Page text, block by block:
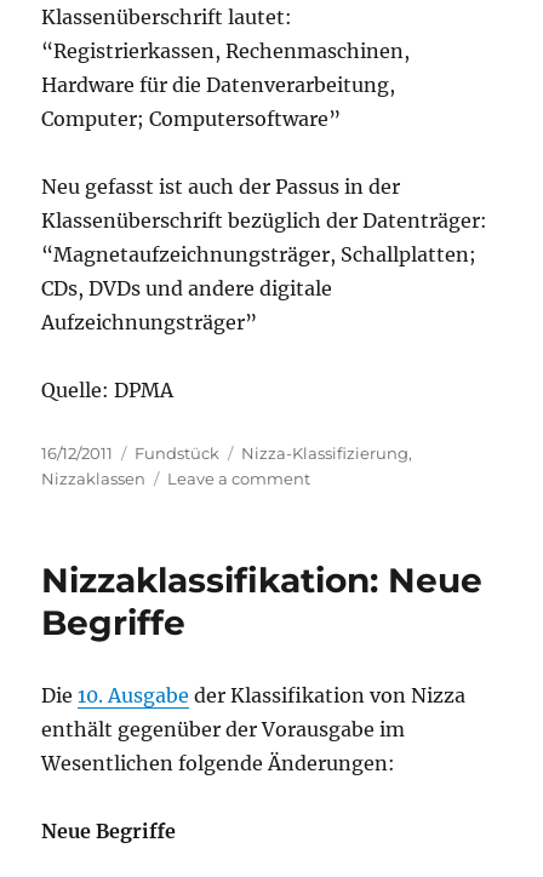
Klassenüberschrift lautet:
“Registrierkassen, Rechenmaschinen,
Hardware für die Datenverarbeitung,
Computer; Computersoftware”
Neu gefasst ist auch der Passus in der
Klassenüberschrift bezüglich der Datenträger:
“Magnetaufzeichnungsträger, Schallplatten;
CDs, DVDs und andere digitale
Aufzeichnungsträger”
Quelle: DPMA
Posted
on
16/12/2011 Categories
Fundstück Tags
Nizza-Klassifizierung,
Nizzaklassen
Leave a commenton
der
Nizzaklassifikation: Neue
Begriffe
Die10. Ausgabe der Klassifikation von Nizza
enthält gegenüber der Vorausgabe im
Wesentlichen folgende Änderungen:
Neue Begriffe